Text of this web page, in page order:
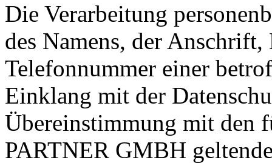
Die Verarbeitung
des Namens, der
Telefonnummer einer
Einklang mit der
Übereinstimmung mit den
PARTNER GMBH